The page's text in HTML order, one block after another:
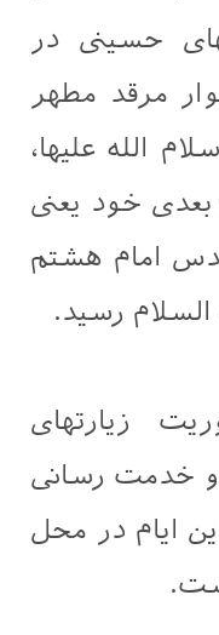
حسینی در
مرقد مطهر
الله علیها،
بعدی خود یعنی
امام هشتم
رسید.
زیارتهای
و خدمت رسانی
ایام در محل